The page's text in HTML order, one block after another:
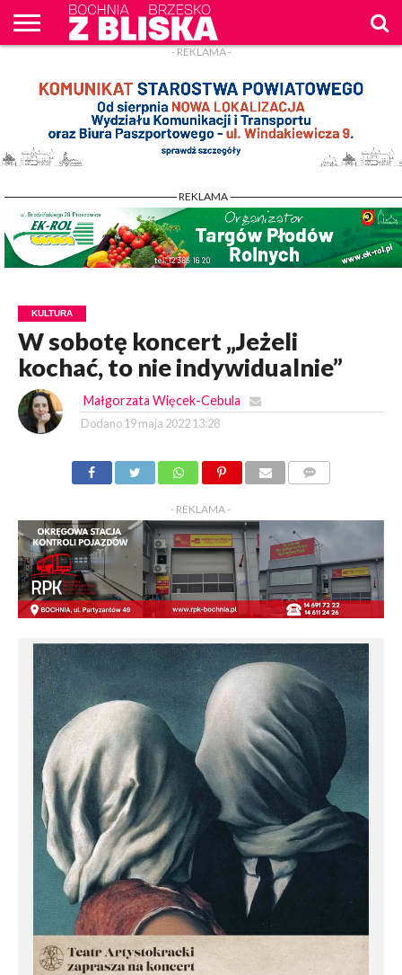
WPROST
REKLAM
- REKLAMA -
- REKLAMA -
KULTURA
W sobotę koncert „Jeżeli
kochać, to nie indywidualnie”
Małgorzata Więcek-Cebula
Dodano 19 maja 2022 13:28
- REKLAMA -